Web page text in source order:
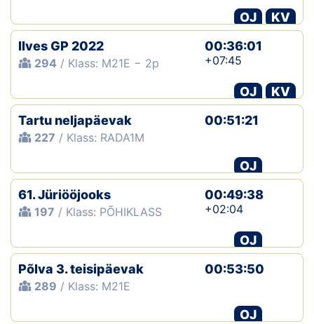
OJ
KV
Ilves GP 2022
294 / Klass: M21E − 2p
00:36:01
+07:45
OJ
KV
Tartu neljapäevak
227 / Klass: RADA1M
00:51:21
OJ
61. Jüriööjooks
197 / Klass: PÕHIKLASS
00:49:38
+02:04
OJ
Põlva 3. teisipäevak
289 / Klass: M21E
00:53:50
OJ